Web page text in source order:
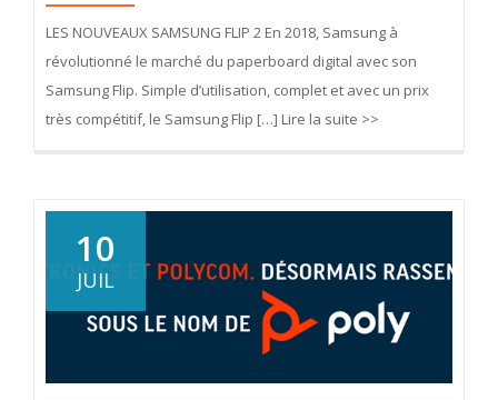
LES NOUVEAUX SAMSUNG FLIP 2 En 2018, Samsung à
révolutionné le marché du paperboard digital avec son
Samsung Flip. Simple d’utilisation, complet et avec un prix
très compétitif, le Samsung Flip […] Lire la suite >>
10
JUIL